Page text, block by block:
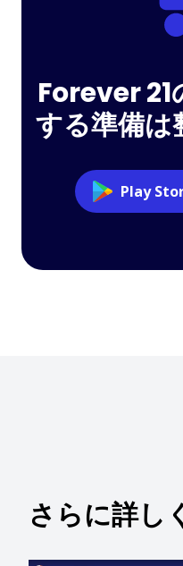
Forever 21
する準備は
Play
さらに詳し